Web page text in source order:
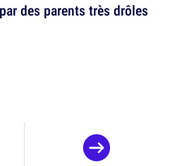
des parents très drôles